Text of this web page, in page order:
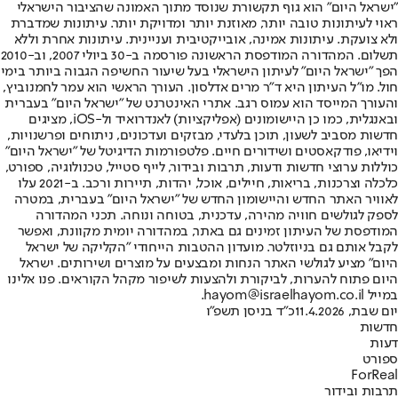
"ישראל היום" הוא גוף תקשורת שנוסד מתוך האמונה שהציבור הישראלי
ראוי לעיתונות טובה יותר, מאוזנת יותר ומדויקת יותר. עיתונות שמדברת
ולא צועקת. עיתונות אמינה, אובייקטיבית ועניינית. עיתונות אחרת וללא
תשלום. המהדורה המודפסת הראשונה פורסמה ב-30 ביולי 2007, וב-2010
הפך "ישראל היום" לעיתון הישראלי בעל שיעור החשיפה הגבוה ביותר בימי
חול. מו"ל העיתון היא ד"ר מרים אדלסון. העורך הראשי הוא עמר לחמנוביץ,
והעורך המייסד הוא עמוס רגב. אתרי האינטרנט של "ישראל היום" בעברית
ובאנגלית, כמו כן היישומונים (אפליקציות) לאנדרואיד ול-iOS, מציגים
חדשות מסביב לשעון, תוכן בלעדי, מבזקים ועדכונים, ניתוחים ופרשנויות,
וידיאו, פודקאסטים ושידורים חיים. פלטפורמות הדיגיטל של "ישראל היום"
כוללות ערוצי חדשות ודעות, תרבות ובידור, לייף סטייל, טכנולוגיה, ספורט,
כלכלה וצרכנות, בריאות, חיילים, אוכל, יהדות, תיירות ורכב. ב-2021 עלו
לאוויר האתר החדש והיישומון החדש של "ישראל היום" בעברית, במטרה
לספק לגולשים חוויה מהירה, עדכנית, בטוחה ונוחה. תכני המהדורה
המודפסת של העיתון זמינים גם באתר, במהדורה יומית מקוונת, ואפשר
לקבל אותם גם בניוזלטר. מועדון ההטבות הייחודי "הקליקה של ישראל
היום" מציע לגולשי האתר הנחות ומבצעים על מוצרים ושירותים. ישראל
היום פתוח להערות, לביקורת ולהצעות לשיפור מקהל הקוראים. פנו אלינו
במייל hayom@israelhayom.co.il.
יום שבת, 11.4.2026
כ"ד בניסן תשפ"ו
חדשות
דעות
ספורט
ForReal
תרבות ובידור